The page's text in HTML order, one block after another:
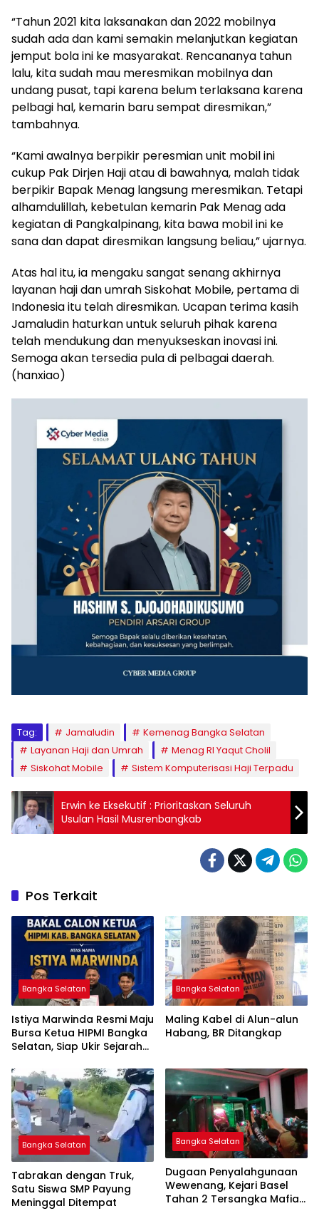
“Tahun 2021 kita laksanakan dan 2022 mobilnya
sudah ada dan kami semakin melanjutkan kegiatan
jemput bola ini ke masyarakat. Rencananya tahun
lalu, kita sudah mau meresmikan mobilnya dan
undang pusat, tapi karena belum terlaksana karena
pelbagi hal, kemarin baru sempat diresmikan,”
tambahnya.
“Kami awalnya berpikir peresmian unit mobil ini
cukup Pak Dirjen Haji atau di bawahnya, malah tidak
berpikir Bapak Menag langsung meresmikan. Tetapi
alhamdulillah, kebetulan kemarin Pak Menag ada
kegiatan di Pangkalpinang, kita bawa mobil ini ke
sana dan dapat diresmikan langsung beliau,” ujarnya.
Atas hal itu, ia mengaku sangat senang akhirnya
layanan haji dan umrah Siskohat Mobile, pertama di
Indonesia itu telah diresmikan. Ucapan terima kasih
Jamaludin haturkan untuk seluruh pihak karena
telah mendukung dan menyukseskan inovasi ini.
Semoga akan tersedia pula di pelbagai daerah.
(hanxiao)
Tag: Jamaludin
Kemenag Bangka Selatan
Layanan Haji dan Umrah
Menag RI Yaqut Cholil
Siskohat Mobile
Sistem Komputerisasi Haji Terpadu
Erwin ke Eksekutif : Prioritaskan Seluruh
Usulan Hasil Musrenbangkab
Pos Terkait
Bangka Selatan
Istiya Marwinda Resmi Maju
Bursa Ketua HIPMI Bangka
Selatan, Siap Ukir Sejarah
Pertama
Bangka Selatan
Maling Kabel di Alun-alun
Habang, BR Ditangkap
Bangka Selatan
Tabrakan dengan Truk,
Satu Siswa SMP Payung
Meninggal Ditempat
Bangka Selatan
Dugaan Penyalahgunaan
Wewenang, Kejari Basel
Tahan 2 Tersangka Mafia